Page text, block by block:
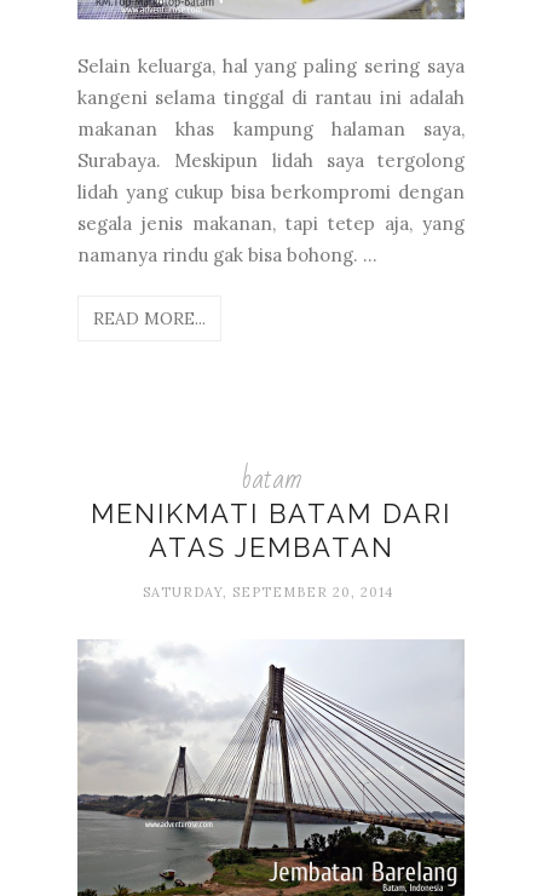
Selain keluarga, hal yang paling sering saya
kangeni selama tinggal di rantau ini adalah
makanan khas kampung halaman saya,
Surabaya. Meskipun lidah saya tergolong
lidah yang cukup bisa berkompromi dengan
segala jenis makanan, tapi tetep aja, yang
namanya rindu gak bisa bohong. ...
READ MORE...
batam
MENIKMATI BATAM DARI
ATAS JEMBATAN
SATURDAY, SEPTEMBER 20, 2014